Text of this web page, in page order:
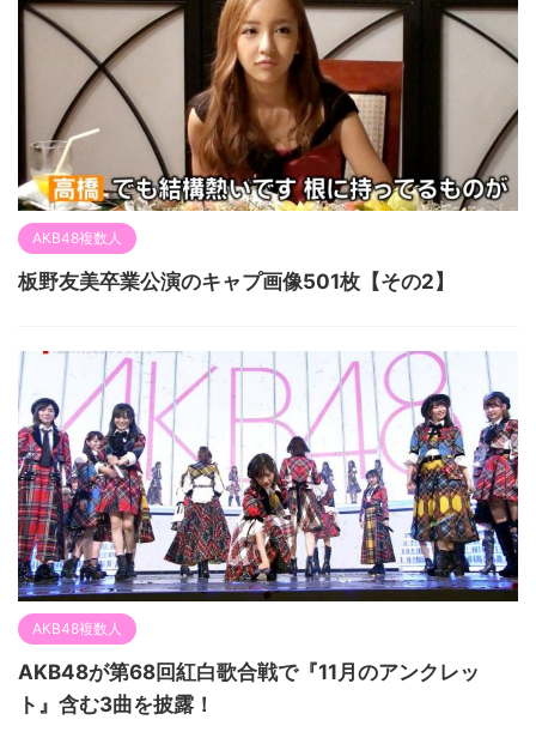
AKB48複数人
板野友美卒業公演のキャプ画像501枚【その2】
AKB48複数人
AKB48が第68回紅白歌合戦で『11月のアンクレッ
ト』含む3曲を披露！